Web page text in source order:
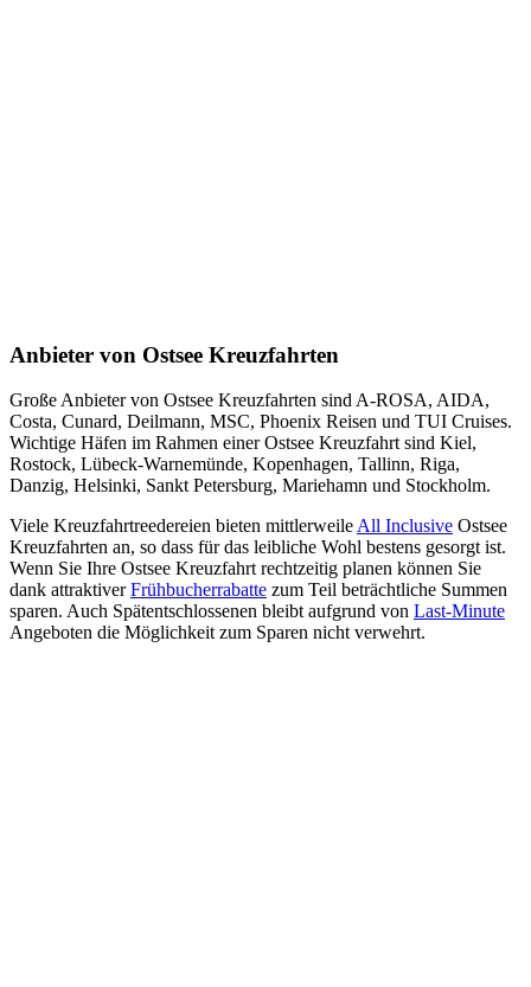
Anbieter von Ostsee Kreuzfahrten
Große Anbieter von Ostsee Kreuzfahrten sind A-ROSA, AIDA,
Costa, Cunard, Deilmann, MSC, Phoenix Reisen und TUI Cruises.
Wichtige Häfen im Rahmen einer Ostsee Kreuzfahrt sind Kiel,
Rostock, Lübeck-Warnemünde, Kopenhagen, Tallinn, Riga,
Danzig, Helsinki, Sankt Petersburg, Mariehamn und Stockholm.
Viele Kreuzfahrtreedereien bieten mittlerweile All Inclusive Ostsee
Kreuzfahrten an, so dass für das leibliche Wohl bestens gesorgt ist.
Wenn Sie Ihre Ostsee Kreuzfahrt rechtzeitig planen können Sie
dank attraktiverFrühbucherrabatte zum Teil beträchtliche Summen
sparen. Auch Spätentschlossenen bleibt aufgrund von Last-Minute
Angeboten die Möglichkeit zum Sparen nicht verwehrt.